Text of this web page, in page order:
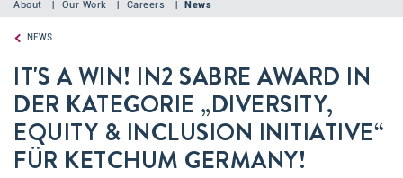
About
Our Work Careers News
NEWS
IT'S A WIN! IN2 SABRE AWARD IN
DER KATEGORIE „DIVERSITY,
EQUITY & INCLUSION INITIATIVE“
FÜR KETCHUM GERMANY!